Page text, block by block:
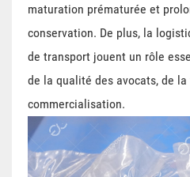
maturation prématurée et
conservation. De plus, la
de transport jouent un rôle
de la qualité des avocats, de
commercialisation.